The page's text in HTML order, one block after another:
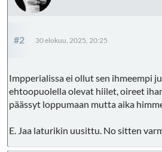
#2 30 elokuu, 2025, 20:25
Impperialissa ei ollut sen ihmeempi
ehtoopuolella olevat hiilet, oireet
päässyt loppumaan mutta aika
E. Jaa laturikin uusittu. No sitten